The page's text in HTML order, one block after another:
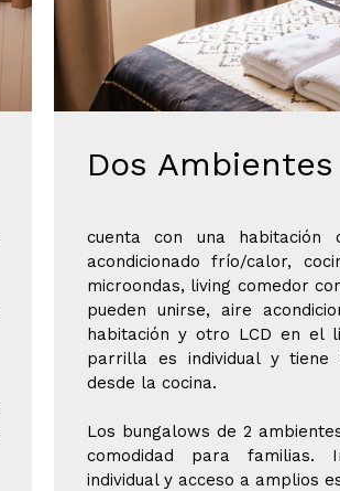
Dos
cuenta con una habitación
acondicionado frío/calor,
microondas, living comedor
pueden unirse, aire
habitación y otro LCD en el
parrilla es individual y tiene
desde la cocina.
Los bungalows de 2
comodidad para familias.
individual y acceso a amplios